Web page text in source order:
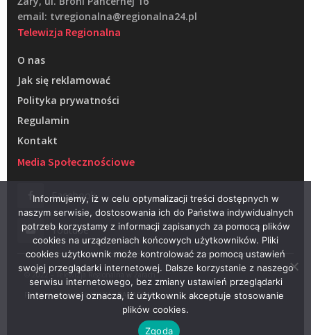
email: tvregionalna@regionalna24.pl
Telewizja Regionalna
O nas
Jak się reklamować
Polityka prywatności
Regulamin
Kontakt
Media Społecznościowe
Facebook
Youtube
© 2022 – Telewizja Regionalna w Żarach
Projektowanie stron WWW –RAGACOM
Informujemy, iż w celu optymalizacji treści dostępnych w
naszym serwisie, dostosowania ich do Państwa indywidualnych
potrzeb korzystamy z informacji zapisanych za pomocą plików
cookies na urządzeniach końcowych użytkowników. Pliki
cookies użytkownik może kontrolować za pomocą ustawień
swojej przeglądarki internetowej. Dalsze korzystanie z naszego
serwisu internetowego, bez zmiany ustawień przeglądarki
internetowej oznacza, iż użytkownik akceptuje stosowanie
plików cookies.
Zgoda